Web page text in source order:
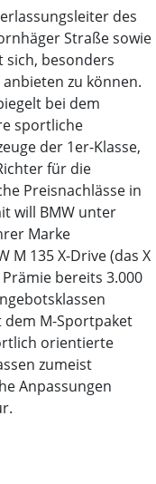
des
Straße sowie
sich, besonders
zu können.
bei dem
sportliche
der 1er-Klasse,
für die
Preisnachlässe in
will BMW unter
Marke
M 135 X-Drive (das X
bereits 3.000
dem M-Sportpaket
orientierte
zumeist
Anpassungen